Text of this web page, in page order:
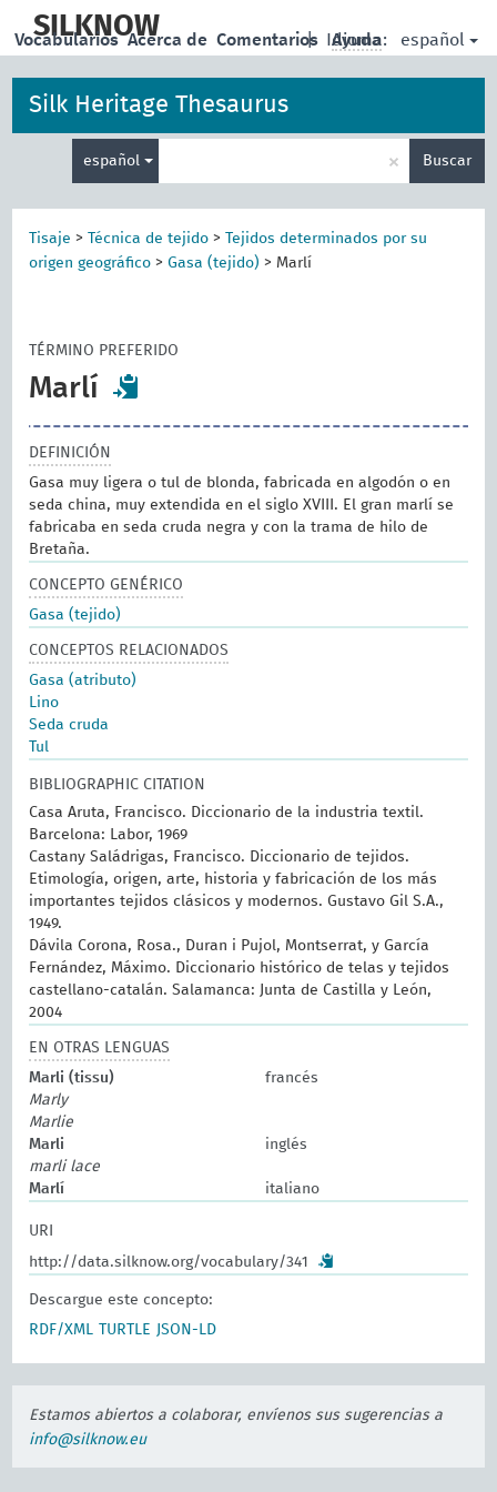
main
SILKNOW | Idioma: español
Vocabularios Acerca de Comentarios Ayuda
Silk Heritage Thesaurus
español × Buscar
Tisaje > Técnica de tejido >
Tejidos determinados por su
origen geográfico >Gasa (tejido) > Marlí
TÉRMINO PREFERIDO
Marlí
DEFINICIÓN
Gasa muy ligera o tul de blonda, fabricada en algodón o en
seda china, muy extendida en el siglo XVIII. El gran marlí se
fabricaba en seda cruda negra y con la trama de hilo de
Bretaña.
CONCEPTO GENÉRICO
Gasa (tejido)
CONCEPTOS RELACIONADOS
Gasa (atributo)
Lino
Seda cruda
Tul
BIBLIOGRAPHIC CITATION
Casa Aruta, Francisco. Diccionario de la industria textil.
Barcelona: Labor, 1969
Castany Saládrigas, Francisco. Diccionario de tejidos.
Etimología, origen, arte, historia y fabricación de los más
importantes tejidos clásicos y modernos. Gustavo Gil S.A.,
1949.
Dávila Corona, Rosa., Duran i Pujol, Montserrat, y García
Fernández, Máximo. Diccionario histórico de telas y tejidos
castellano-catalán. Salamanca: Junta de Castilla y León,
2004
EN OTRAS LENGUAS
Marli (tissu)
francés
Marly
Marlie
Marli
inglés
marli lace
Marlí
italiano
URI
http://data.silknow.org/vocabulary/341
Descargue este concepto:
RDF/XML
TURTLE JSON-LD
Estamos abiertos a colaborar, envíenos sus sugerencias a
info@silknow.eu